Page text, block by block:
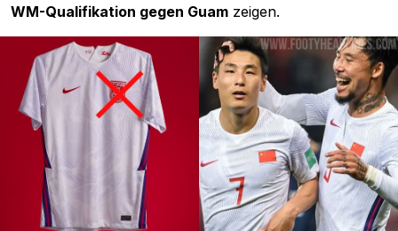
WM-Qualifikation gegen Guam zeigen.